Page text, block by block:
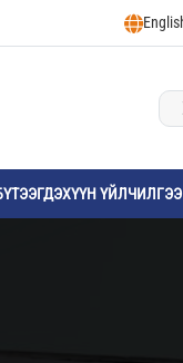
ҮЙЛЧИЛГЭЭ